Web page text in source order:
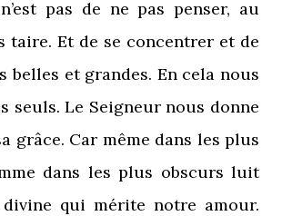
pas de ne pas penser, au
taire. Et de se concentrer et de
belles et grandes. En cela nous
seuls. Le Seigneur nous donne
grâce. Car même dans les plus
dans les plus obscurs luit
qui mérite notre amour.